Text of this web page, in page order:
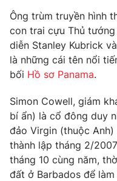
Thế giới đó đây
Câu chuyện quốc tế
Tài chính
Thị trường
Góc doanh nghiệp
Dữ liệu và đời sống
Truyền hình
Hậu trường
Nhân vật
Khán giả
Giải trí
Điện ảnh
Âm nhạc
Sao
Đời sống
Du lịch
Giáo dục
Ông trùm truyền hình
con trai cựu Thủ
diễn Stanley Kubrick
là những cái tên nổi
bối Hồ sơ Panama.
Simon Cowell, giám
bí ẩn) là cổ đông duy
đảo Virgin (thuộc
thành lập tháng 2/
tháng 10 cùng năm,
đất ở Barbados để